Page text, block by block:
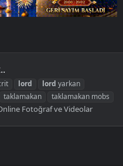
lord lord yarkan
taklamakan taklamakan mobs
Fotoğraf ve Videolar